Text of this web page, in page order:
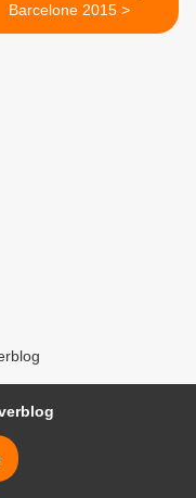
Barcelone 2015 >